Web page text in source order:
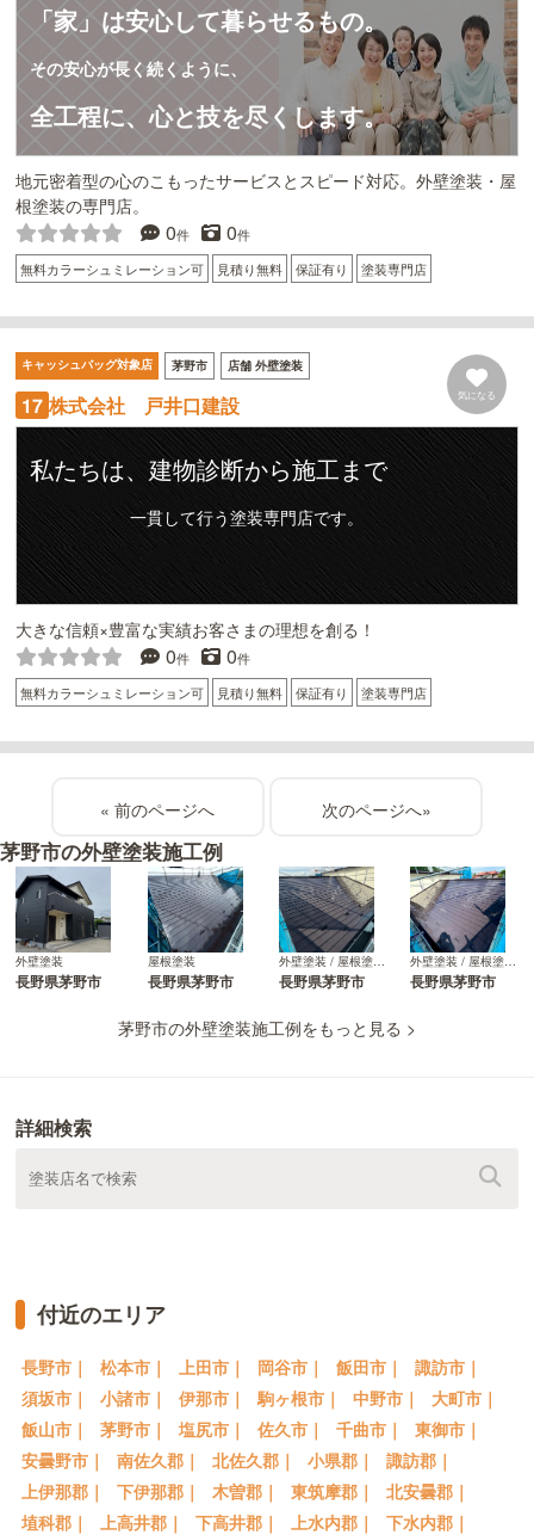
詳細検索
茅野市の外壁塗装施工例
外壁塗装
長野県茅野市
屋根塗装
長野県茅野市
外壁塗装 / 屋根塗装 / 防水塗装
長野県茅野市
外壁塗装 / 屋根塗装 / 防水塗装
長野県茅野市
茅野市の外壁塗装施工例をもっと見る >
「家」は安心して暮らせるもの。
その安心が長く続くように、
全工程に、心と技を尽くします。
地元密着型の心のこもったサービスとスピード対応。外壁塗装・屋
根塗装の専門店。
0件 0件
無料カラーシュミレーション可 見積り無料 保証有り 塗装専門店
キャッシュバッグ対象店 茅野市 店舗 外壁塗装
17 株式会社 戸井口建設 気になる
私たちは、建物診断から施工まで
一貫して行う塗装専門店です。
大きな信頼×豊富な実績お客さまの理想を創る！
0件 0件
無料カラーシュミレーション可 見積り無料 保証有り 塗装専門店
« »
付近のエリア
長野市｜ 松本市｜ 上田市｜ 岡谷市｜ 飯田市｜
諏訪市｜
須坂市｜
小諸市｜ 伊那市｜ 駒ヶ根市｜ 中野市｜
大町市｜
飯山市｜
茅野市｜ 塩尻市｜ 佐久市｜ 千曲市｜
東御市｜
安曇野市｜
南佐久郡｜ 北佐久郡｜ 小県郡｜
諏訪郡｜
上伊那郡｜
下伊那郡｜ 木曽郡｜ 東筑摩郡｜
北安曇郡｜
埴科郡｜
上高井郡｜ 下高井郡｜ 上水内郡｜ 下水内郡｜